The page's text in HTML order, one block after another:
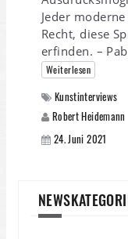
Jeder
Recht, diese
erfinden. –
Weiterlesen
Kunstinterviews
Robert Heidemann
24. Juni 2021